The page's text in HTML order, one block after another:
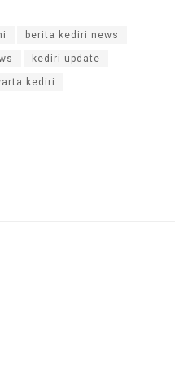
berita kediri news
kediri update
kediri